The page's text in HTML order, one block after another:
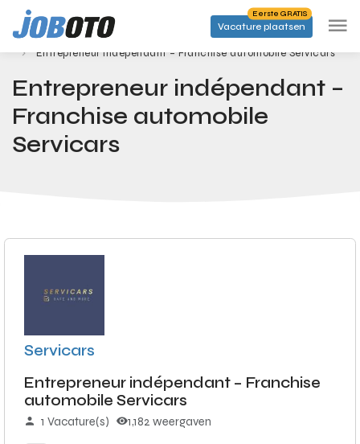
Skip to main content
Vacature plaatsen
Eerste GRATIS
Startpagina
Banen
Entrepreneur indépendant – Franchise automobile Servicars
Entrepreneur indépendant –
Franchise automobile
Servicars
Servicars
Entrepreneur indépendant – Franchise
automobile Servicars
1 Vacature(s) 1,182 weergaven